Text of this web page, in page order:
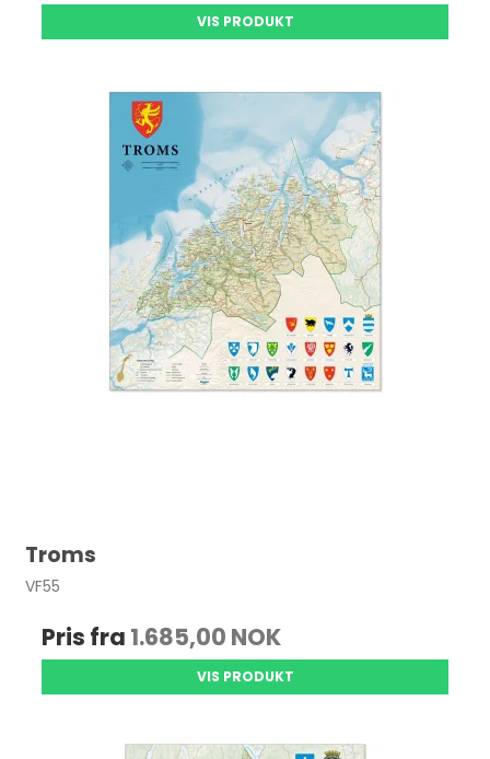
VIS PRODUKT
Troms
VF55
Pris fra 1.685,00 NOK
VIS PRODUKT